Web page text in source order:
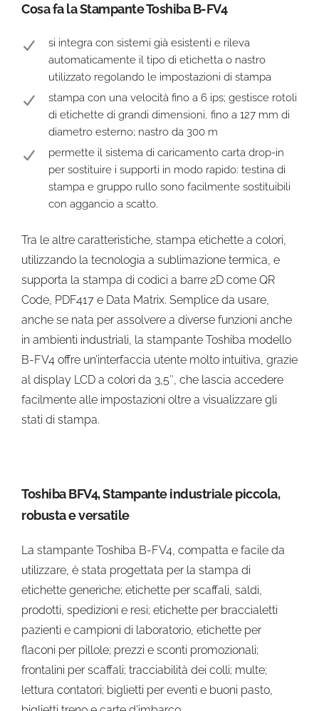
Cosa fa la Stampante Toshiba B-FV4
si integra con sistemi già esistenti e rileva
automaticamente il tipo di etichetta o nastro
utilizzato regolando le impostazioni di stampa
stampa con una velocità fino a 6 ips; gestisce rotoli
di etichette di grandi dimensioni, fino a 127 mm di
diametro esterno; nastro da 300 m
permette il sistema di caricamento carta drop-in
per sostituire i supporti in modo rapido: testina di
stampa e gruppo rullo sono facilmente sostituibili
con aggancio a scatto.
Tra le altre caratteristiche, stampa etichette a colori,
utilizzando la tecnologia a sublimazione termica, e
supporta la stampa di codici a barre 2D come QR
Code, PDF417 e Data Matrix. Semplice da usare,
anche se nata per assolvere a diverse funzioni anche
in ambienti industriali, la stampante Toshiba modello
B-FV4 offre un’interfaccia utente molto intuitiva, grazie
al display LCD a colori da 3,5″, che lascia accedere
facilmente alle impostazioni oltre a visualizzare gli
stati di stampa.
Toshiba BFV4, Stampante industriale piccola,
robusta e versatile
La stampante Toshiba B-FV4, compatta e facile da
utilizzare, è stata progettata per la stampa di
etichette generiche; etichette per scaffali, saldi,
prodotti, spedizioni e resi; etichette per braccialetti
pazienti e campioni di laboratorio, etichette per
flaconi per pillole; prezzi e sconti promozionali;
frontalini per scaffali; tracciabilità dei colli; multe;
lettura contatori; biglietti per eventi e buoni pasto,